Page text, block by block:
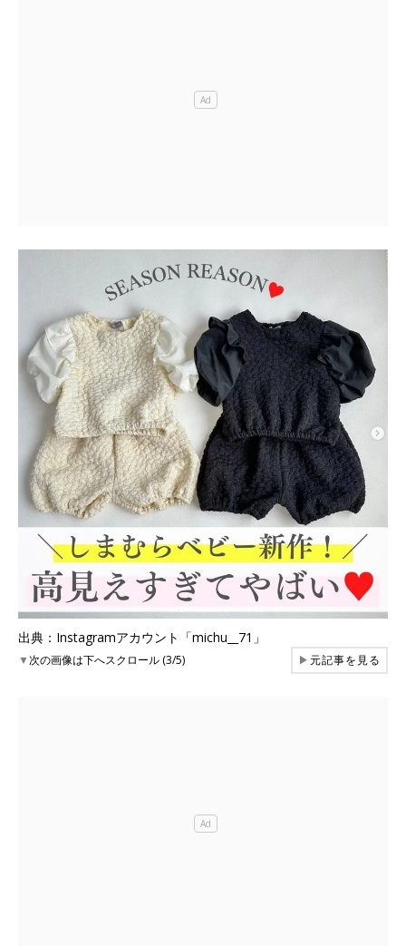
出典：Instagramアカウント「michu__71」
▼次の画像は下へスクロール (3/5) ▶元記事を見る